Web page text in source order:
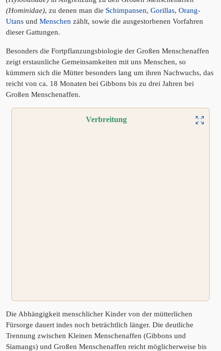
(Hominidae), zu denen man die Schimpansen, Gorillas, Orang-
Utans und Menschen zählt, sowie die ausgestorbenen Vorfahren
dieser Gattungen.
Besonders die Fortpflanzungsbiologie der Großen Menschenaffen
zeigt erstaunliche Gemeinsamkeiten mit uns Menschen, so
kümmern sich die Mütter besonders lang um ihren Nachwuchs, das
reicht von ca. 18 Monaten bei Gibbons bis zu drei Jahren bei
Großen Menschenaffen.
Verbreitung
Die Abhängigkeit menschlicher Kinder von der mütterlichen
Fürsorge dauert indes noch beträchtlich länger. Die deutliche
Trennung zwischen Kleinen Menschenaffen (Gibbons und
Siamangs) und Großen Menschenaffen reicht möglicherweise bis